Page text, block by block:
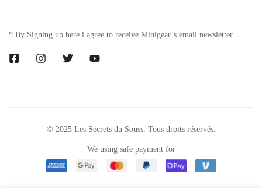
* By Signing up here i agree to receive Minigear’s email newsletter.
© 2025 Les Secrets du Souss. Tous droits réservés.
We using safe payment for